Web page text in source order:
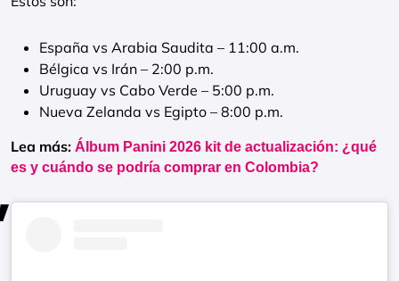
España vs Arabia Saudita – 11:00 a.m.
Bélgica vs Irán – 2:00 p.m.
Uruguay vs Cabo Verde – 5:00 p.m.
Nueva Zelanda vs Egipto – 8:00 p.m.
Lea más: Álbum Panini 2026 kit de actualización: ¿qué
es y cuándo se podría comprar en Colombia?